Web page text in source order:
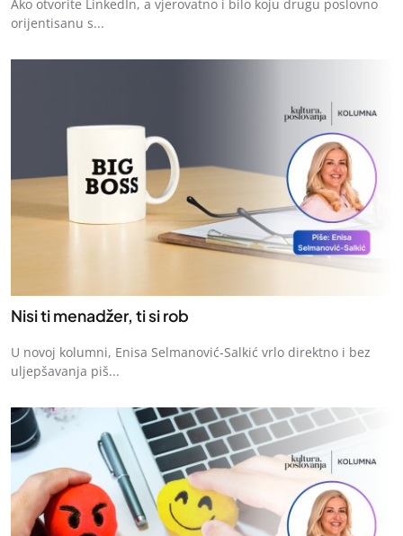
Ako otvorite LinkedIn, a vjerovatno i bilo koju drugu poslovno
orijentisanu s...
Nisi ti menadžer, ti si rob
U novoj kolumni, Enisa Selmanović-Salkić vrlo direktno i bez
uljepšavanja piš...